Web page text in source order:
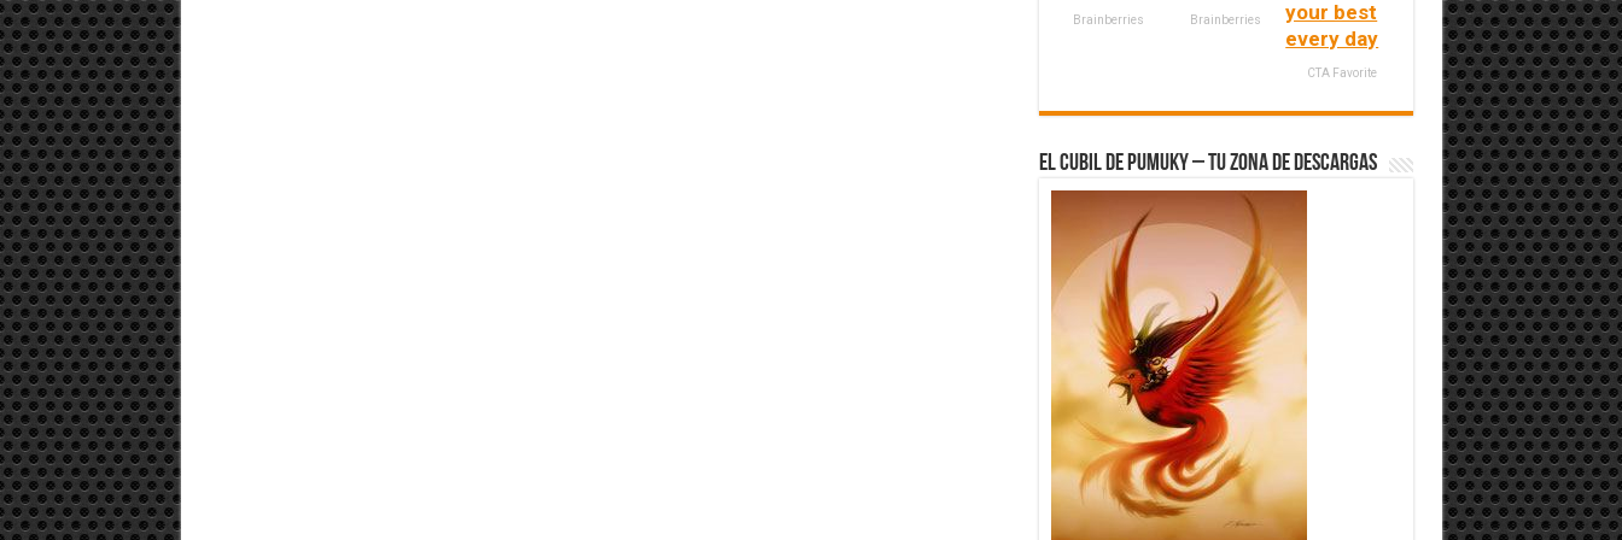
Brainberries Brainberries
your best
every day
CTA Favorite
El Cubil de Pumuky – Tu zona de Descargas